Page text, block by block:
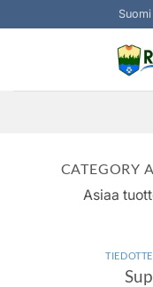
to
Suomi
CATEGORY
Asiaa